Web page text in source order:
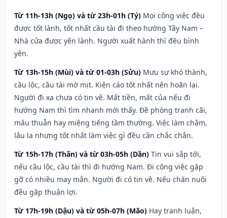
Từ 11h-13h (Ngọ) và từ 23h-01h (Tý) Mọi công việc đều
được tốt lành, tốt nhất cầu tài đi theo hướng Tây Nam –
Nhà cửa được yên lành. Người xuất hành thì đều bình
yên.
Từ 13h-15h (Mùi) và từ 01-03h (Sửu) Mưu sự khó thành,
cầu lộc, cầu tài mờ mịt. Kiện cáo tốt nhất nên hoãn lại.
Người đi xa chưa có tin về. Mất tiền, mất của nếu đi
hướng Nam thì tìm nhanh mới thấy. Đề phòng tranh cãi,
mâu thuẫn hay miệng tiếng tầm thường. Việc làm chậm,
lâu la nhưng tốt nhất làm việc gì đều cần chắc chắn.
Từ 15h-17h (Thân) và từ 03h-05h (Dần) Tin vui sắp tới,
nếu cầu lộc, cầu tài thì đi hướng Nam. Đi công việc gặp
gỡ có nhiều may mắn. Người đi có tin về. Nếu chăn nuôi
đều gặp thuận lợi.
Từ 17h-19h (Dậu) và từ 05h-07h (Mão) Hay tranh luận,